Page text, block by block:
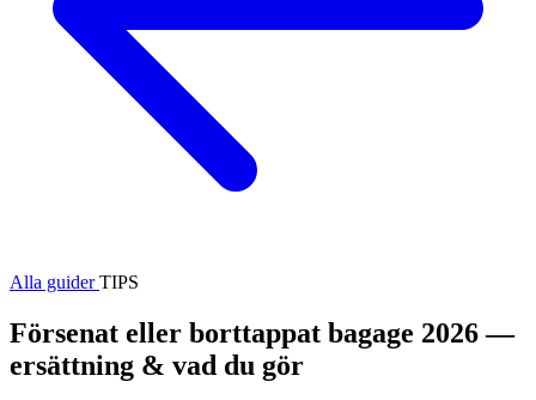
Alla guiderTIPS
Försenat eller borttappat bagage 2026 —
ersättning & vad du gör